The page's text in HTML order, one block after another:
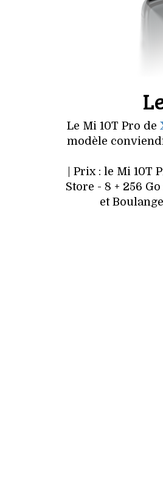
Le Mi 10T Pro de
modèle
| Prix : le Mi
Store - 8 + 256
et